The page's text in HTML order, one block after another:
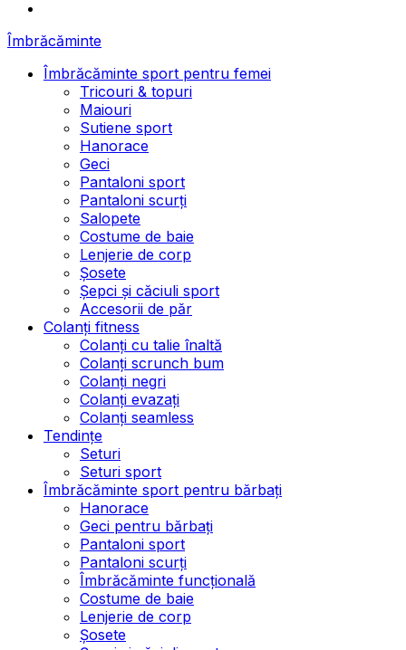
Îmbrăcăminte
Îmbrăcăminte sport pentru femei
Tricouri & topuri
Maiouri
Sutiene sport
Hanorace
Geci
Pantaloni sport
Pantaloni scurți
Salopete
Costume de baie
Lenjerie de corp
Șosete
Șepci și căciuli sport
Accesorii de păr
Colanți fitness
Colanți cu talie înaltă
Colanți scrunch bum
Colanți negri
Colanți evazați
Colanți seamless
Tendințe
Seturi
Seturi sport
Îmbrăcăminte sport pentru bărbați
Hanorace
Geci pentru bărbați
Pantaloni sport
Pantaloni scurți
Îmbrăcăminte funcțională
Costume de baie
Lenjerie de corp
Șosete